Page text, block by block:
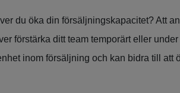
du öka din försäljningskapacitet? Att
förstärka ditt team temporärt eller
inom försäljning och kan bidra till att